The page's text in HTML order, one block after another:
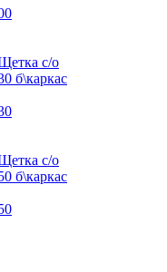
с/о
б\каркас
с/о
б\каркас